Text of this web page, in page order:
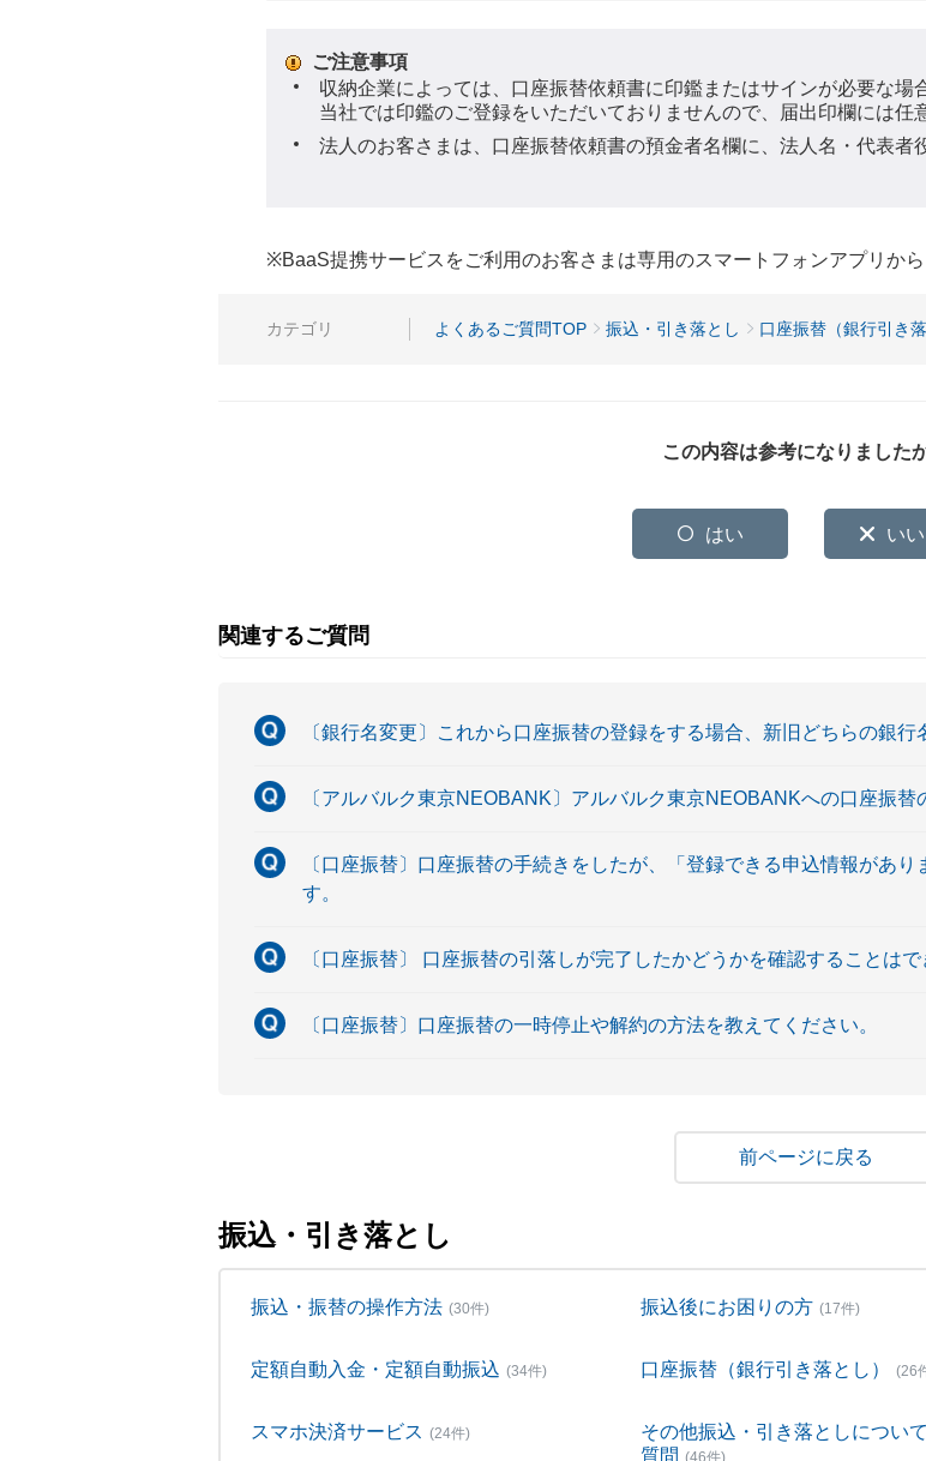
ご注意事項
収納企業によっては、口座振替依頼書に印鑑またはサインが必要な場
当社では印鑑のご登録をいただいておりませんので、届出印欄には任
法人のお客さまは、口座振替依頼書の預金者名欄に、法人名・代表者
※BaaS提携サービスをご利用のお客さまは専用のスマートフォンアプリから
カテゴリ よくあるご質問TOP 振込・引き落とし 口座振替（銀行引き落
この内容は参考になりました
はい いい
関連するご質問
〔銀行名変更〕これから口座振替の登録をする場合、新旧どちらの銀行
〔アルバルク東京NEOBANK〕アルバルク東京NEOBANKへの口座振替
〔口座振替〕口座振替の手続きをしたが、「登録できる申込情報があ
す。
〔口座振替〕 口座振替の引落しが完了したかどうかを確認することはで
〔口座振替〕口座振替の一時停止や解約の方法を教えてください。
戻る
振込・引き落とし
振込・振替の操作方法 (30件) 振込後にお困りの方 (17件)
定額自動入金・定額自動振込 (34件) 口座振替（銀行引き落とし） (26
スマホ決済サービス (24件)
その他振込・引き落としについ
質問 (46件)